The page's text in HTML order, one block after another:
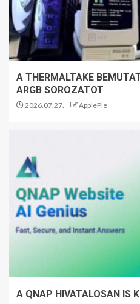
A THERMALTAKE
ARGB SOROZATOT
2026.07.27. ApplePie
A QNAP HIVATALOSAN IS